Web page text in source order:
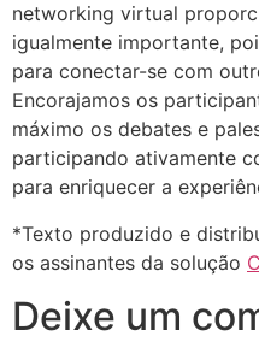
networking virtual
igualmente importante,
para conectar-se com
Encorajamos os
máximo os debates e
participando ativamente
para enriquecer a
*Texto produzido e
os assinantes da solução
Deixe um